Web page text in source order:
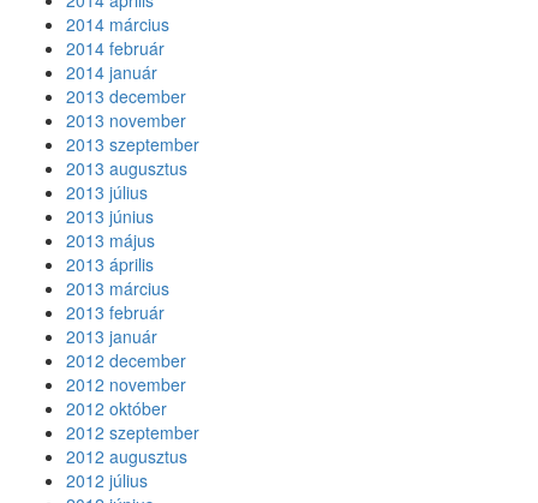
2014 március
2014 február
2014 január
2013 december
2013 november
2013 szeptember
2013 augusztus
2013 július
2013 június
2013 május
2013 április
2013 március
2013 február
2013 január
2012 december
2012 november
2012 október
2012 szeptember
2012 augusztus
2012 július